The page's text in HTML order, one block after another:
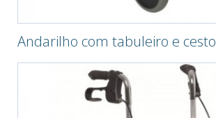
Andarilho com tabuleiro e cesto